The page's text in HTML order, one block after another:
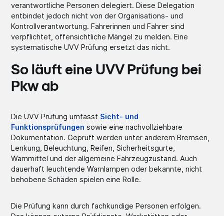
verantwortliche Personen delegiert. Diese Delegation
entbindet jedoch nicht von der Organisations- und
Kontrollverantwortung. Fahrerinnen und Fahrer sind
verpflichtet, offensichtliche Mängel zu melden. Eine
systematische UVV Prüfung ersetzt das nicht.
So läuft eine UVV Prüfung bei
Pkw ab
Die UVV Prüfung umfasst Sicht- und
Funktionsprüfungen sowie eine nachvollziehbare
Dokumentation. Geprüft werden unter anderem Bremsen,
Lenkung, Beleuchtung, Reifen, Sicherheitsgurte,
Warnmittel und der allgemeine Fahrzeugzustand. Auch
dauerhaft leuchtende Warnlampen oder bekannte, nicht
behobene Schäden spielen eine Rolle.
Die Prüfung kann durch fachkundige Personen erfolgen.